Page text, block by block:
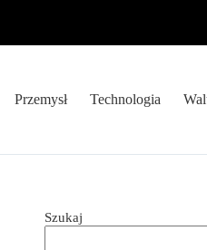
Przemysł Technologia
Szukaj